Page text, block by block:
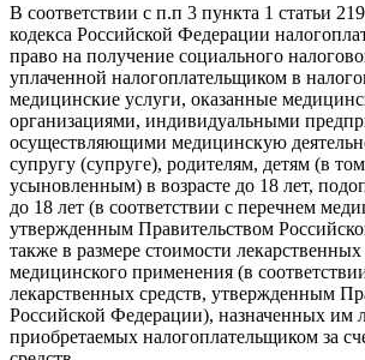
В соответствии с п.п 3 пункта 1 статьи
кодекса Российской Федерации
право на получение социального
уплаченной налогоплательщиком в
медицинские услуги, оказанные
организациями, индивидуальными
осуществляющими медицинскую
супругу (супруге), родителям, детям (в
усыновленным) в возрасте до 18 лет,
до 18 лет (в соответствии с перечнем
утвержденным Правительством
также в размере стоимости
медицинского применения (в
лекарственных средств, утвержденным
Российской Федерации), назначенных им
приобретаемых налогоплательщиком за